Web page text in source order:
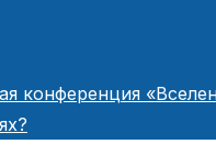
конференция